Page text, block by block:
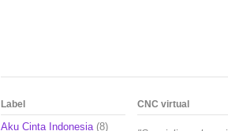
Label
Aku Cinta Indonesia (8)
CNC virtual